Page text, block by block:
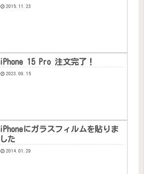
2015.11.23
iPhone 15 Pro 注文完了！
2023.09.15
iPhoneにガラスフィルムを貼りま
した
2014.01.29